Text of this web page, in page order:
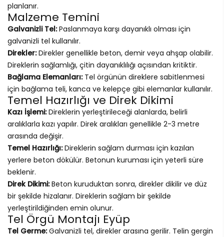
planlanır.
Malzeme Temini
Galvanizli Tel:Paslanmaya karşı dayanıklı olması için
galvanizli tel kullanılır.
Direkler:Direkler genellikle beton, demir veya ahşap olabilir.
Direklerin sağlamlığı, çitin dayanıklılığı açısından kritiktir.
Bağlama Elemanları:Tel örgünün direklere sabitlenmesi
için bağlama teli, kanca ve kelepçe gibi elemanlar kullanılır.
Temel Hazırlığı ve Direk Dikimi
Kazı İşlemi:Direklerin yerleştirileceği alanlarda, belirli
aralıklarla kazı yapılır. Direk aralıkları genellikle 2-3 metre
arasında değişir.
Temel Hazırlığı:Direklerin sağlam durması için kazılan
yerlere beton dökülür. Betonun kuruması için yeterli süre
beklenir.
Direk Dikimi:Beton kuruduktan sonra, direkler dikilir ve düz
bir şekilde hizalanır. Direklerin sağlam bir şekilde
yerleştirildiğinden emin olunur.
Tel Örgü Montajı Eyüp
Tel Germe:Galvanizli tel, direkler arasına gerilir. Telin gergin